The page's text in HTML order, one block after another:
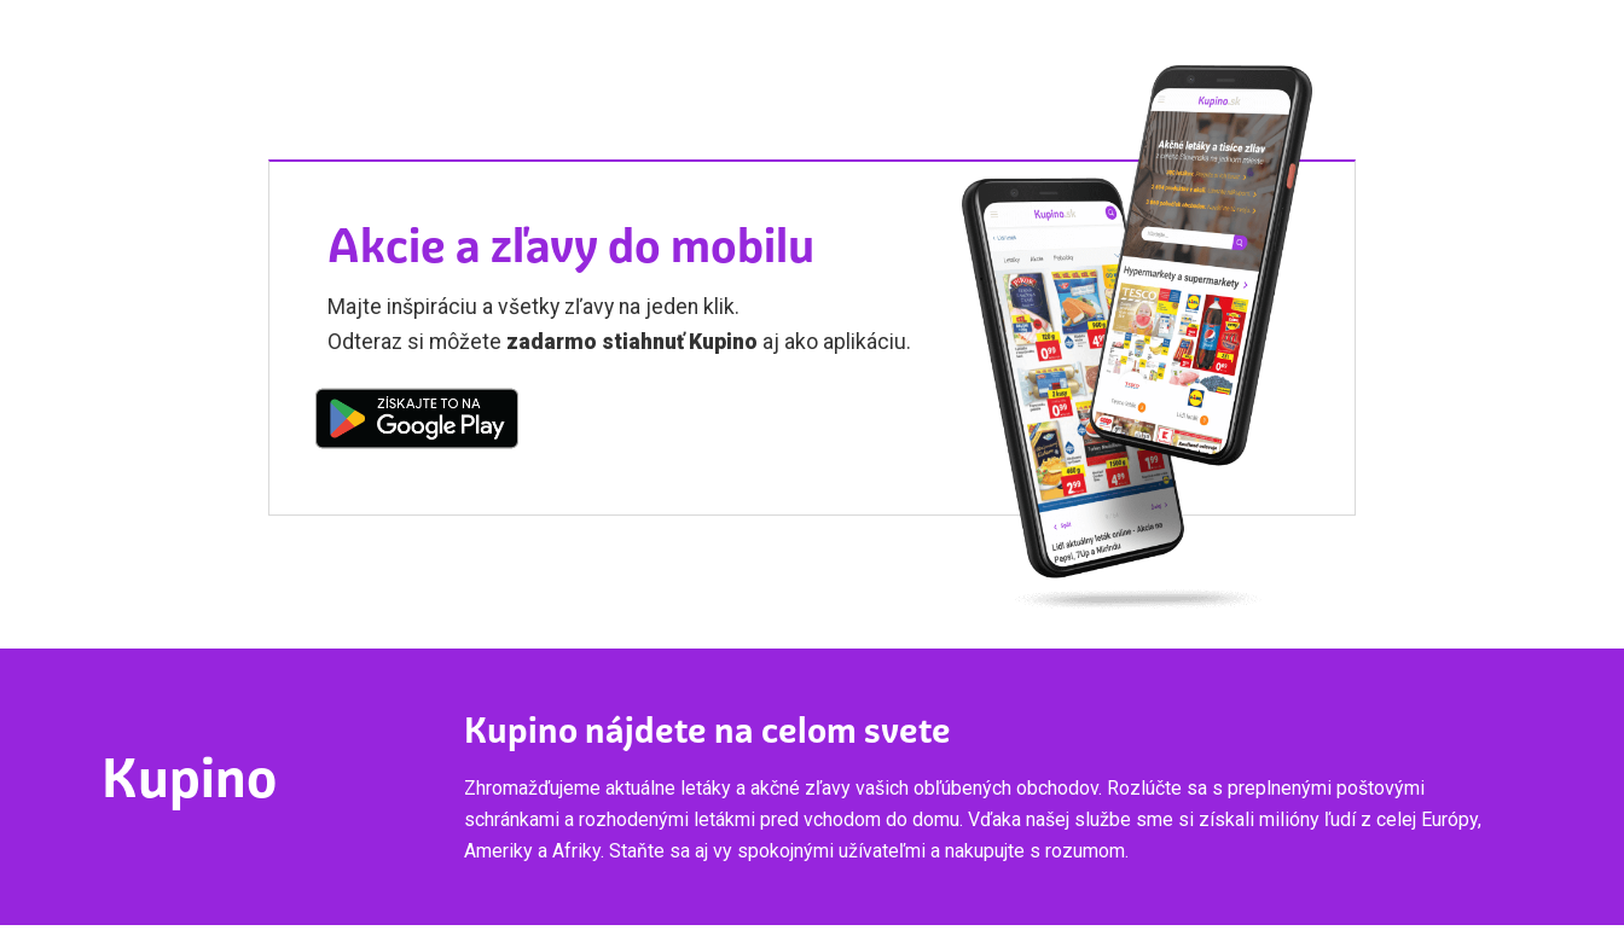
Akcie a zľavy do mobilu
Majte inšpiráciu a všetky zľavy na jeden klik.
Odteraz si môžete zadarmo stiahnuť Kupino aj ako aplikáciu.
Kupino
Kupino nájdete na celom svete
Zhromažďujeme aktuálne letáky a akčné zľavy vašich obľúbených obchodov. Rozlúčte sa s preplnenými poštovými
schránkami a rozhodenými letákmi pred vchodom do domu. Vďaka našej službe sme si získali milióny ľudí z celej Európy,
Ameriky a Afriky. Staňte sa aj vy spokojnými užívateľmi a nakupujte s rozumom.